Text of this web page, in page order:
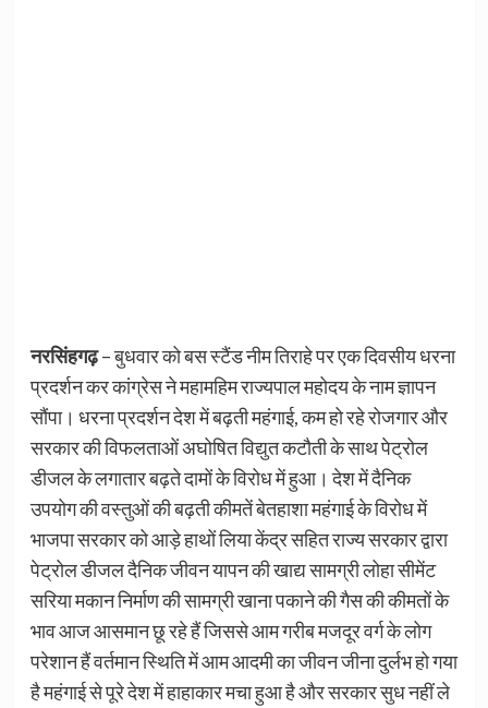
नरसिंहगढ़– बुधवार को बस स्टैंड नीम तिराहे पर एक दिवसीय धरना
प्रदर्शन कर कांग्रेस ने महामहिम राज्यपाल महोदय के नाम ज्ञापन
सौंपा। धरना प्रदर्शन देश में बढ़ती महंगाई, कम हो रहे रोजगार और
सरकार की विफलताओं अघोषित विद्युत कटौती के साथ पेट्रोल
डीजल के लगातार बढ़ते दामों के विरोध में हुआ। देश में दैनिक
उपयोग की वस्तुओं की बढ़ती कीमतें बेतहाशा महंगाई के विरोध में
भाजपा सरकार को आड़े हाथों लिया केंद्र सहित राज्य सरकार द्वारा
पेट्रोल डीजल दैनिक जीवन यापन की खाद्य सामग्री लोहा सीमेंट
सरिया मकान निर्माण की सामग्री खाना पकाने की गैस की कीमतों के
भाव आज आसमान छू रहे हैं जिससे आम गरीब मजदूर वर्ग के लोग
परेशान हैं वर्तमान स्थिति में आम आदमी का जीवन जीना दुर्लभ हो गया
है महंगाई से पूरे देश में हाहाकार मचा हुआ है और सरकार सुध नहीं ले